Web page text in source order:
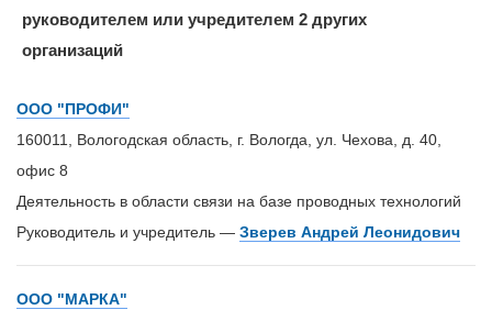
руководителем или учредителем 2 других
организаций
ООО "ПРОФИ"
160011, Вологодская область, г. Вологда, ул. Чехова, д. 40,
офис 8
Деятельность в области связи на базе проводных технологий
Руководитель и учредитель — Зверев Андрей Леонидович
ООО "МАРКА"